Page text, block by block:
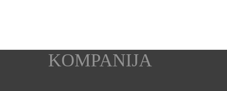
KOMPANIJA